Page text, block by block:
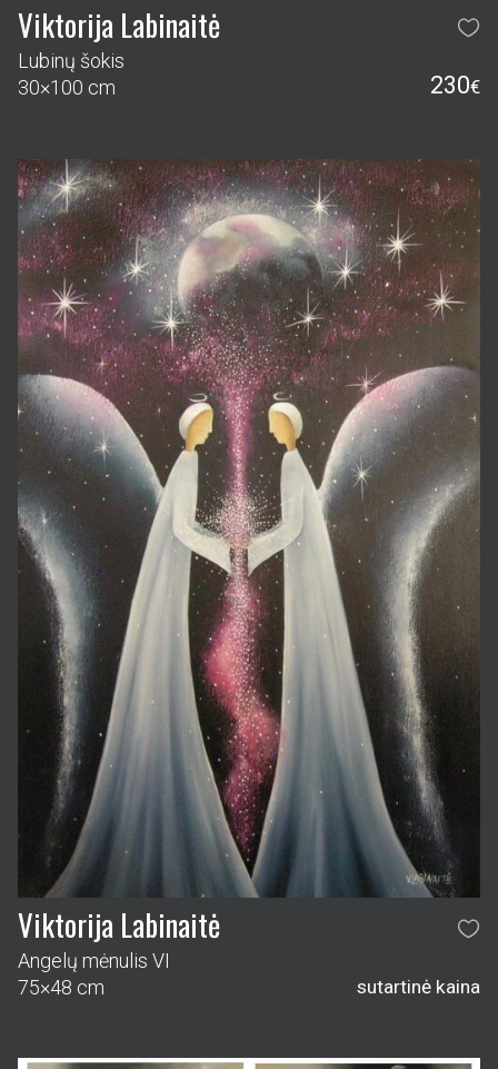
Viktorija Labinaitė
Lubinų šokis
30×100 cm
230€
Viktorija Labinaitė
Angelų mėnulis VI
75×48 cm
sutartinė kaina